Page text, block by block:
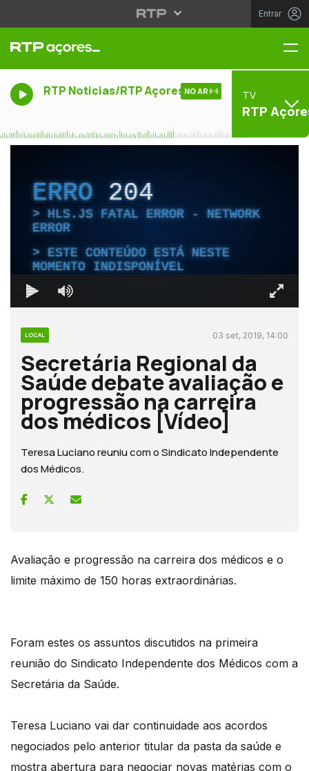
Entrar
RTP Noticias/RTP Açores NO AR TV
RTP
ERRO204
HLS.JS FATAL ERROR - NETWORK
ERROR
ESTE CONTEÚDO ESTÁ NESTE
MOMENTO INDISPONÍVEL
LOCAL 03 set, 2019, 14:00
Secretária Regional da
Saúde debate avaliação e
progressão na carreira
dos médicos [Vídeo]
Teresa Luciano reuniu com o Sindicato Independente
dos Médicos.
Avaliação e progressão na carreira dos médicos e o
limite máximo de 150 horas extraordinárias.
Foram estes os assuntos discutidos na primeira
reunião do Sindicato Independente dos Médicos com a
Secretária da Saúde.
Teresa Luciano vai dar continuidade aos acordos
negociados pelo anterior titular da pasta da saúde e
mostra abertura para negociar novas matérias com o